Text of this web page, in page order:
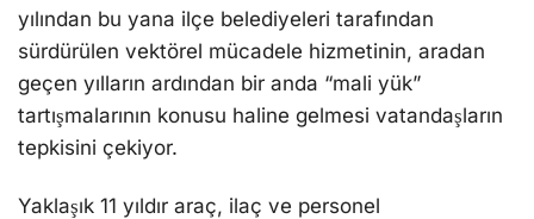
yılından bu yana ilçe belediyeleri tarafından
sürdürülen vektörel mücadele hizmetinin, aradan
geçen yılların ardından bir anda “mali yük”
tartışmalarının konusu haline gelmesi vatandaşların
tepkisini çekiyor.
Yaklaşık 11 yıldır araç, ilaç ve personel